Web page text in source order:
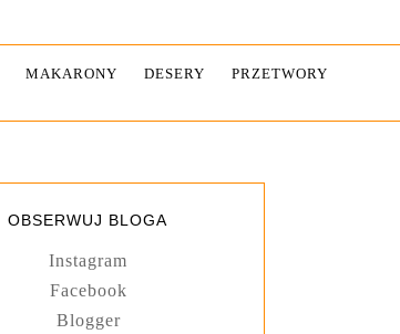
MAKARONY DESERY
PRZETWORY
OBSERWUJ BLOGA
Instagram
Facebook
Blogger